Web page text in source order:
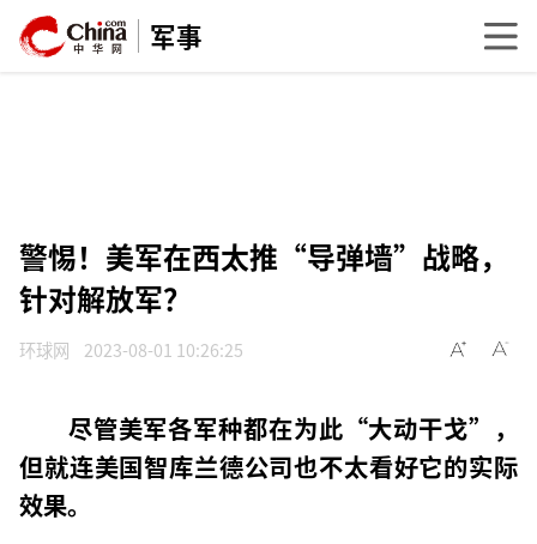
军事
警惕！美军在西太推“导弹墙”战略，
针对解放军？
环球网 2023-08-01 10:26:25
尽管美军各军种都在为此“大动干戈”，
但就连美国智库兰德公司也不太看好它的实际
效果。